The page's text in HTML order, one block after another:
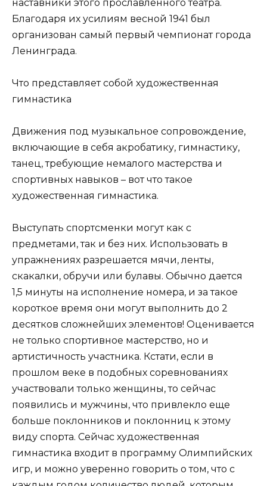
наставники этого прославленного театра.
Благодаря их усилиям весной 1941 был
организован самый первый чемпионат города
Ленинграда.
Что представляет собой художественная
гимнастика
Движения под музыкальное сопровождение,
включающие в себя акробатику, гимнастику,
танец, требующие немалого мастерства и
спортивных навыков – вот что такое
художественная гимнастика.
Выступать спортсменки могут как с
предметами, так и без них. Использовать в
упражнениях разрешается мячи, ленты,
скакалки, обручи или булавы. Обычно дается
1,5 минуты на исполнение номера, и за такое
короткое время они могут выполнить до 2
десятков сложнейших элементов! Оценивается
не только спортивное мастерство, но и
артистичность участника. Кстати, если в
прошлом веке в подобных соревнованиях
участвовали только женщины, то сейчас
появились и мужчины, что привлекло еще
больше поклонников и поклонниц к этому
виду спорта. Сейчас художественная
гимнастика входит в программу Олимпийских
игр, и можно уверенно говорить о том, что с